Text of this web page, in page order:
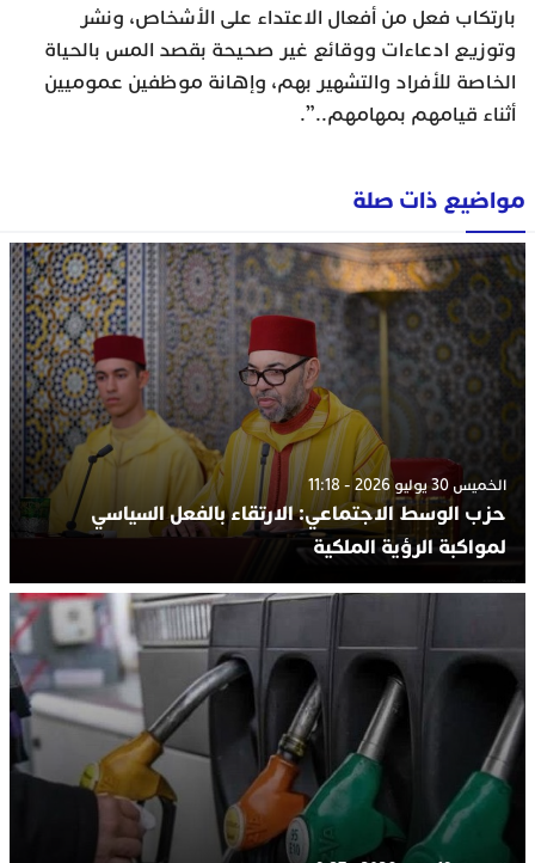
بارتكاب فعل من أفعال الاعتداء على الأشخاص، ونشر
وتوزيع ادعاءات ووقائع غير صحيحة بقصد المس بالحياة
الخاصة للأفراد والتشهير بهم، وإهانة موظفين عموميين
أثناء قيامهم بمهامهم..”.
مواضيع ذات صلة
الخميس 30 يوليو 2026 - 11:18
حزب الوسط الاجتماعي: الارتقاء بالفعل السياسي
لمواكبة الرؤية الملكية